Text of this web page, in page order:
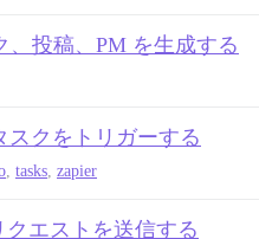
投稿、PM を生成する
スクをトリガーする
tasks zapier
クエストを送信する